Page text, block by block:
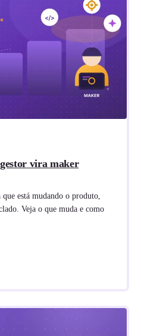
vira maker
está mudando o produto,
Veja o que muda e como